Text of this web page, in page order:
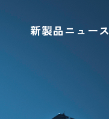
新製品ニュース